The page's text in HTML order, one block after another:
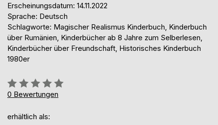
Erscheinungsdatum: 14.11.2022
Sprache: Deutsch
Schlagworte: Magischer Realismus Kinderbuch, Kinderbuch
über Rumänien, Kinderbücher ab 8 Jahre zum Selberlesen,
Kinderbücher über Freundschaft, Historisches Kinderbuch
1980er
Bewertung::
0%
0 Bewertungen
erhältlich als: